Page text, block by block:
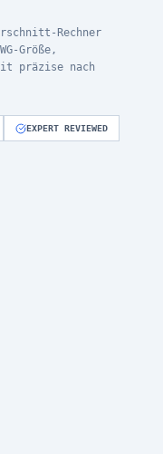
Rechner
Größe,
präzise nach
EXPERT REVIEWED